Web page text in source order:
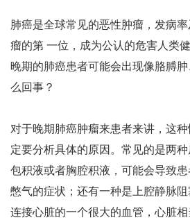
肺癌是全球常见的恶性肿瘤，发病
瘤的第 一位，成为公认的危害人类
晚期的肺癌患者可能会出现像胳膊
么回事？
对于晚期肺癌肿瘤来患者来讲，这
定要分析具体的原因。常见的是两
包积液或者胸腔积液，可能会导致
憋气的症状；还有一种是上腔静脉
连接心脏的一个很大的血管，心脏